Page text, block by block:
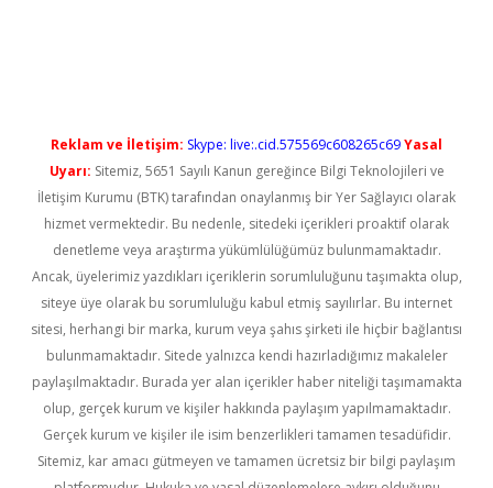
Reklam ve İletişim: Skype: live:.cid.575569c608265c69Yasal
Uyarı: Sitemiz, 5651 Sayılı Kanun gereğince Bilgi Teknolojileri ve
İletişim Kurumu (BTK) tarafından onaylanmış bir Yer Sağlayıcı olarak
hizmet vermektedir. Bu nedenle, sitedeki içerikleri proaktif olarak
denetleme veya araştırma yükümlülüğümüz bulunmamaktadır.
Ancak, üyelerimiz yazdıkları içeriklerin sorumluluğunu taşımakta olup,
siteye üye olarak bu sorumluluğu kabul etmiş sayılırlar. Bu internet
sitesi, herhangi bir marka, kurum veya şahıs şirketi ile hiçbir bağlantısı
bulunmamaktadır. Sitede yalnızca kendi hazırladığımız makaleler
paylaşılmaktadır. Burada yer alan içerikler haber niteliği taşımamakta
olup, gerçek kurum ve kişiler hakkında paylaşım yapılmamaktadır.
Gerçek kurum ve kişiler ile isim benzerlikleri tamamen tesadüfidir.
Sitemiz, kar amacı gütmeyen ve tamamen ücretsiz bir bilgi paylaşım